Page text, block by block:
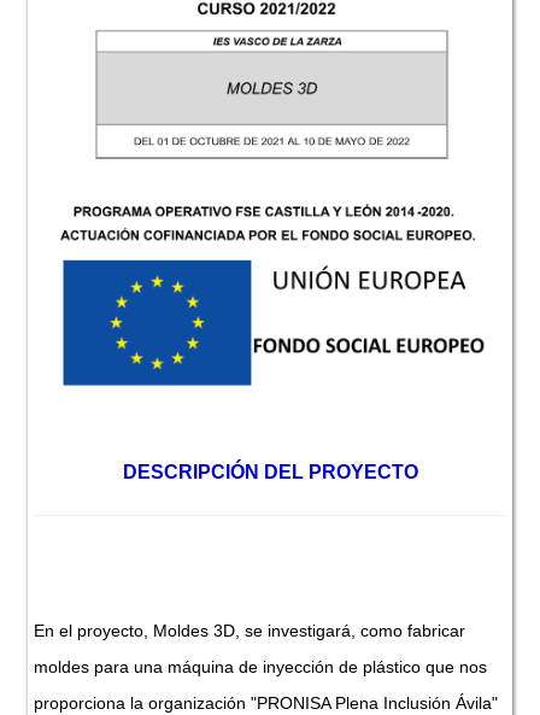
DESCRIPCIÓN DEL PROYECTO
En el proyecto, Moldes 3D, se investigará, como fabricar
moldes para una máquina de inyección de plástico que nos
proporciona la organización "PRONISA Plena Inclusión Ávila"